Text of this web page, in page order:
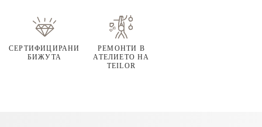
СЕРТИФИЦИРАНИ
БИЖУТА
РЕМОНТИ В
АТЕЛИЕТО НА
TEILOR